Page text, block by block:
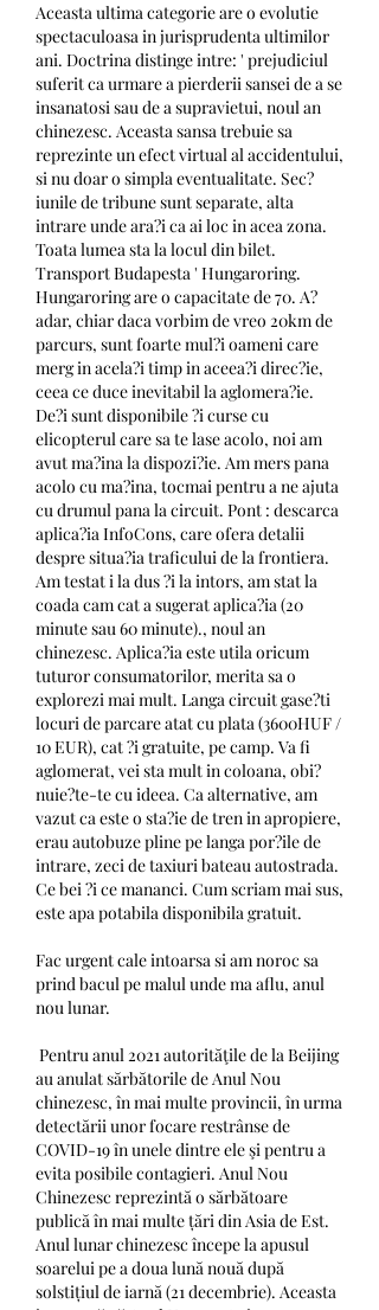
Aceasta ultima categorie are o evolutie
spectaculoasa in jurisprudenta ultimilor
ani. Doctrina distinge intre: ' prejudiciul
suferit ca urmare a pierderii sansei de a se
insanatosi sau de a supravietui, noul an
chinezesc. Aceasta sansa trebuie sa
reprezinte un efect virtual al accidentului,
si nu doar o simpla eventualitate. Sec?
iunile de tribune sunt separate, alta
intrare unde ara?i ca ai loc in acea zona.
Toata lumea sta la locul din bilet.
Transport Budapesta ' Hungaroring.
Hungaroring are o capacitate de 70. A?
adar, chiar daca vorbim de vreo 20km de
parcurs, sunt foarte mul?i oameni care
merg in acela?i timp in aceea?i direc?ie,
ceea ce duce inevitabil la aglomera?ie.
De?i sunt disponibile ?i curse cu
elicopterul care sa te lase acolo, noi am
avut ma?ina la dispozi?ie. Am mers pana
acolo cu ma?ina, tocmai pentru a ne ajuta
cu drumul pana la circuit. Pont : descarca
aplica?ia InfoCons, care ofera detalii
despre situa?ia traficului de la frontiera.
Am testat i la dus ?i la intors, am stat la
coada cam cat a sugerat aplica?ia (20
minute sau 60 minute)., noul an
chinezesc. Aplica?ia este utila oricum
tuturor consumatorilor, merita sa o
explorezi mai mult. Langa circuit gase?ti
locuri de parcare atat cu plata (3600HUF /
10 EUR), cat ?i gratuite, pe camp. Va fi
aglomerat, vei sta mult in coloana, obi?
nuie?te-te cu ideea. Ca alternative, am
vazut ca este o sta?ie de tren in apropiere,
erau autobuze pline pe langa por?ile de
intrare, zeci de taxiuri bateau autostrada.
Ce bei ?i ce mananci. Cum scriam mai sus,
este apa potabila disponibila gratuit.
Fac urgent cale intoarsa si am noroc sa
prind bacul pe malul unde ma aflu, anul
nou lunar.
au anulat sărbătorile de Anul Nou
chinezesc, în mai multe provincii, în urma
detectării unor focare restrânse de
COVID-19 în unele dintre ele şi pentru a
evita posibile contagieri. Anul Nou
Chinezesc reprezintă o sărbătoare
publică în mai multe țări din Asia de Est.
Anul lunar chinezesc începe la apusul
soarelui pe a doua lună nouă după
solstițiul de iarnă (21 decembrie). Aceasta